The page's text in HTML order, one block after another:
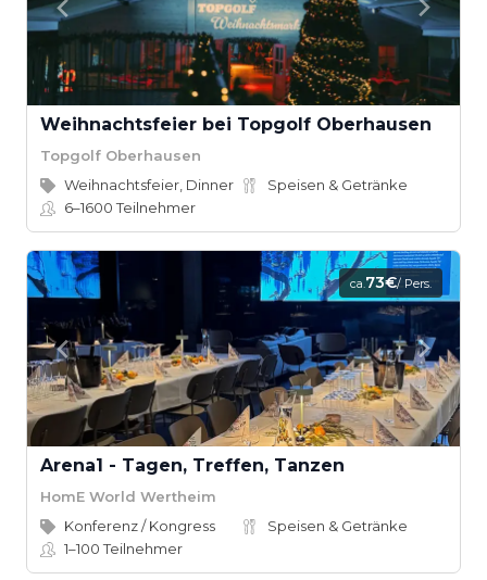
Weihnachtsfeier bei Topgolf Oberhausen
Topgolf Oberhausen
Weihnachtsfeier, Dinner
Speisen & Getränke
6–1600Teilnehmer
ca.73€/ Pers.
Arena1 - Tagen, Treffen, Tanzen
HomE World Wertheim
Konferenz / Kongress
Speisen & Getränke
1–100Teilnehmer